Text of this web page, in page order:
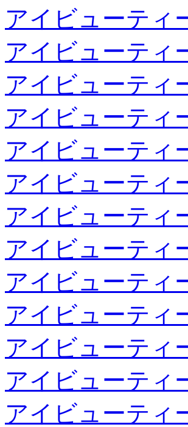
アイビューティ
アイビューティ
アイビューティ
アイビューティ
アイビューティ
アイビューティ
アイビューティ
アイビューティ
アイビューティ
アイビューティ
アイビューティ
アイビューティ
アイビューティ